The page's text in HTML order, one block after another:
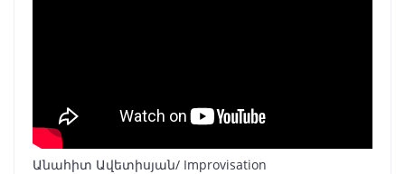
Անահիտ Ավետիսյան/ Improvisation